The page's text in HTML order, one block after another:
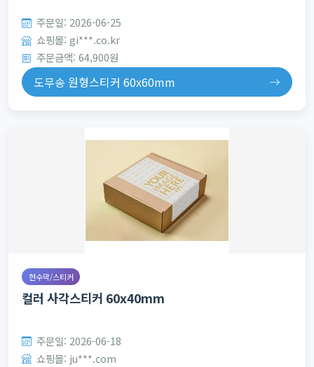
주문일: 2026-06-25
쇼핑몰: gi***.co.kr
주문금액: 64,900원
도무송 원형스티커 60x60mm
현수막/스티커
컬러 사각스티커 60x40mm
주문일: 2026-06-18
쇼핑몰: ju***.com